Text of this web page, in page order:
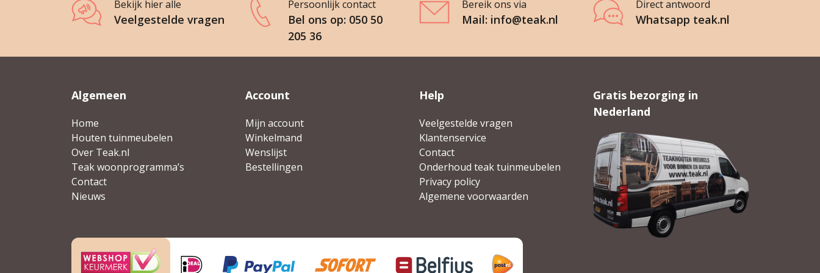
Bekijk hier alle
Veelgestelde vragen
Persoonlijk contact
Bel ons op: 050 50
205 36
Bereik ons via
Mail: info@teak.nl
Direct antwoord
Whatsapp teak.nl
Algemeen
Home
Houten tuinmeubelen
Over Teak.nl
Teak woonprogramma’s
Contact
Nieuws
Account
Mijn account
Winkelmand
Wenslijst
Bestellingen
Help
Veelgestelde vragen
Klantenservice
Contact
Onderhoud teak tuinmeubelen
Privacy policy
Algemene voorwaarden
Gratis bezorging in
Nederland